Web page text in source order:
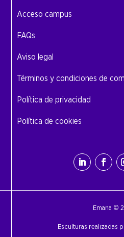
Acceso campus
FAQs
Aviso legal
Términos y condiciones de
Política de privacidad
Política de cookies
Emana ©
Esculturas realizadas